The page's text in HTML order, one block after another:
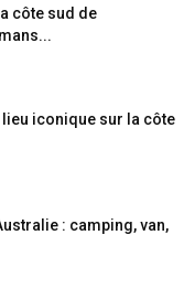
côte sud de
iconique sur la côte
: camping, van,